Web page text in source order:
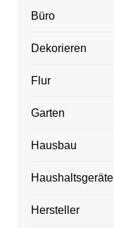
Büro
Dekorieren
Flur
Garten
Hausbau
Haushaltsgeräte
Hersteller